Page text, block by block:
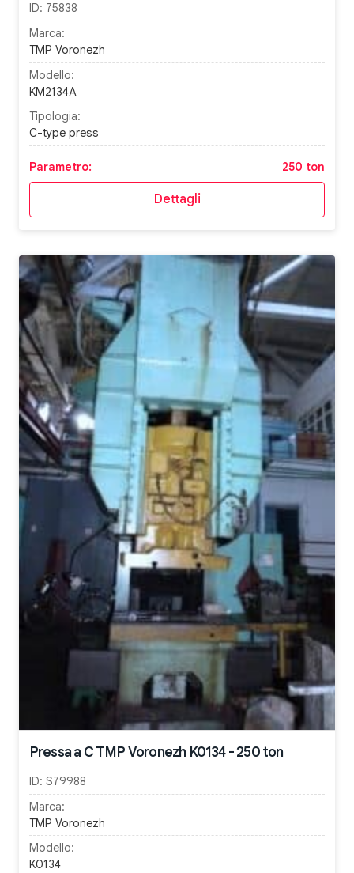
ID: 75838
Marca:
TMP Voronezh
Modello:
KM2134A
Tipologia:
C-type press
Parametro: 250 ton
Dettagli
Pressa a C TMP Voronezh K0134 - 250 ton
ID: S79988
Marca:
TMP Voronezh
Modello:
K0134